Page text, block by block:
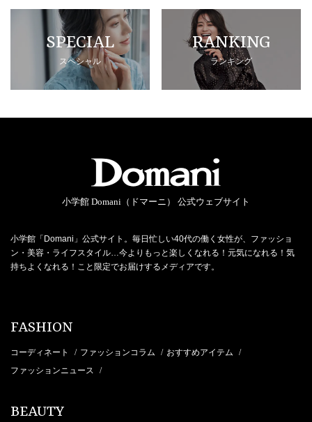
SPECIAL
スペシャル
RANKING
ランキング
小学館 Domani（ドマーニ） 公式ウェブサイト
小学館「Domani」公式サイト。毎日忙しい40代の働く女性が、ファッショ
ン・美容・ライフスタイル…今よりもっと楽しくなれる！元気になれる！気
持ちよくなれる！こと限定でお届けするメディアです。
FASHION
コーディネート / ファッションコラム / おすすめアイテム /
ファッションニュース /
BEAUTY